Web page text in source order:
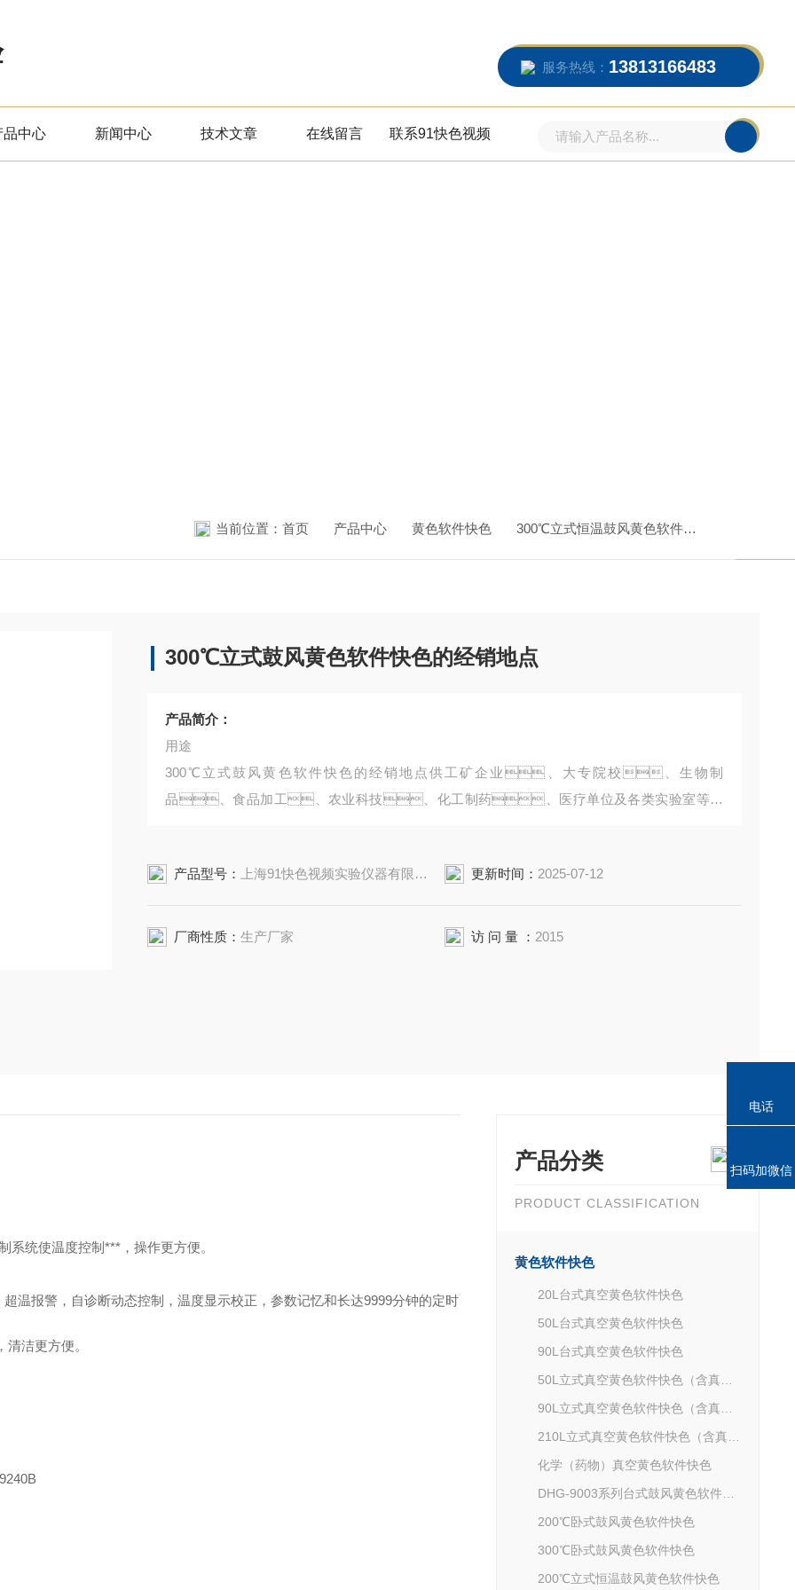
服务热线： 13813166483
品中心 新闻中心 技术文章 在线留言 联系91快色视频
当前位置： 首页 产品中心 黄色软件快色 300℃立式恒温鼓风黄色软件快色
300℃立式鼓风黄色软件快色的经销地点
产品简介：
用途
300℃立式鼓风黄色软件快色的经销地点供工矿企业、大专院校、生物制
品、食品加工、农业科技、化工制药、医疗单位及各类实验室等在
产品型号：
上海91快色视频实验仪器有限公司DHG-9240B 更新时间： 2025-07-12
厂商性质：生产厂家 访 问 量 ： 2015
产品分类
PRODUCT CLASSIFICATION
黄色软件快色
20L台式真空黄色软件快色
50L台式真空黄色软件快色
90L台式真空黄色软件快色
化学（药物）真空黄色软件快色
DHG-9003系列台式鼓风黄色软件快色
200℃卧式鼓风黄色软件快色
300℃卧式鼓风黄色软件快色
200℃立式恒温鼓风黄色软件快色
温度控制***，操作更方便。
超温报警，自诊断动态控制，温度显示校正，参数记忆和长达9999分钟的定时
更方便。
电话
扫码加微信